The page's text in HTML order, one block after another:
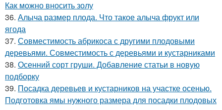
Как можно вносить золу
36. Алыча размер плода. Что такое алыча фрукт или
ягода
37. Совместимость абрикоса с другими плодовыми
деревьями. Совместимость с деревьями и кустарниками
38. Осенний сорт груши. Добавление статьи в новую
подборку
39. Посадка деревьев и кустарников на участке осенью.
Подготовка ямы нужного размера для посадки плодовых